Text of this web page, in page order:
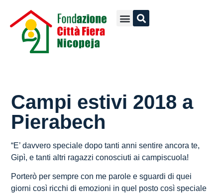
Campi estivi 2018 a
Pierabech
“E’ davvero speciale dopo tanti anni sentire ancora te,
Gipì, e tanti altri ragazzi conosciuti ai campiscuola!
Porterò per sempre con me parole e sguardi di quei
giorni così ricchi di emozioni in quel posto così speciale